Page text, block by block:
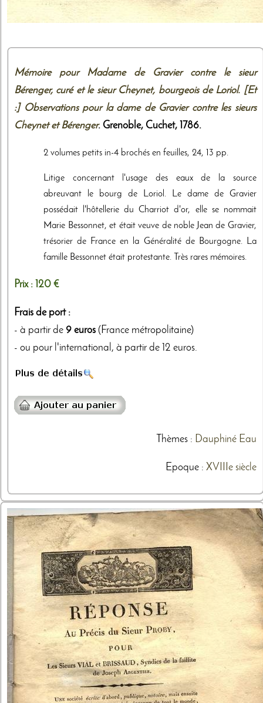
Mémoire pour Madame de Gravier contre le sieur
Bérenger, curé et le sieur Cheynet, bourgeois de Loriol. [Et
:] Observations pour la dame de Gravier contre les sieurs
Cheynet et Bérenger. Grenoble, Cuchet, 1786.
2 volumes petits in-4 brochés en feuilles, 24, 13 pp.
Litige concernant l'usage des eaux de la source
abreuvant le bourg de Loriol. Le dame de Gravier
possédait l'hôtellerie du Charriot d'or, elle se nommait
Marie Bessonnet, et était veuve de noble Jean de Gravier,
trésorier de France en la Généralité de Bourgogne. La
famille Bessonnet était protestante. Très rares mémoires.
Prix : 120 €
Frais de port :
- à partir de 9 euros (France métropolitaine)
- ou pour l'international, à partir de 12 euros.
Thèmes: Dauphiné Eau
Epoque : XVIIIe siècle